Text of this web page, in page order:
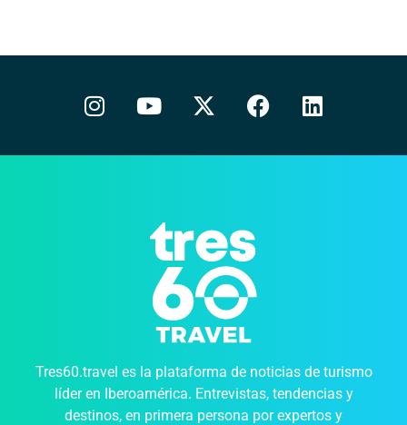
Tres60.travel es la plataforma de noticias de turismo
líder en Iberoamérica. Entrevistas, tendencias y
destinos, en primera persona por expertos y